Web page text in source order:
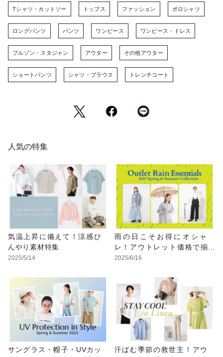
Tシャツ・カットソー トップス ファッション ポロシャツ
ロングパンツ パンツ ワンピース ワンピース・ドレス
ブルゾン・スタジャン アウター その他アウター
ショートパンツ シャツ・ブラウス トレンチコート
人気の特集
気温上昇に備えて！涼感ひ
んやり素材特集
2025/5/14
雨の日こそお得にオシャ
レ！アウトレット価格で揃
えるレイングッズ
2025/6/16
サングラス・帽子・UVカッ
汗ばむ季節の救世主！アウ